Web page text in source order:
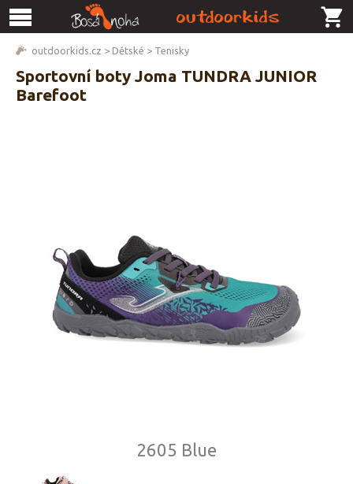
outdoorkids.cz > Dětské > Tenisky
Sportovní boty Joma TUNDRA JUNIOR
Barefoot
2605 Blue